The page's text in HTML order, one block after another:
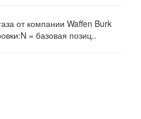
от компании Waffen Burk
= базовая позиц..